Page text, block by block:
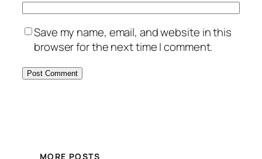
Save my name, email, and website in this
browser for the next time I comment.
MORE POSTS